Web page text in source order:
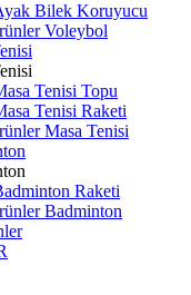
Bilek Koruyucu
Voleybol
Tenisi Topu
Tenisi Raketi
Masa Tenisi
Raketi
Badminton